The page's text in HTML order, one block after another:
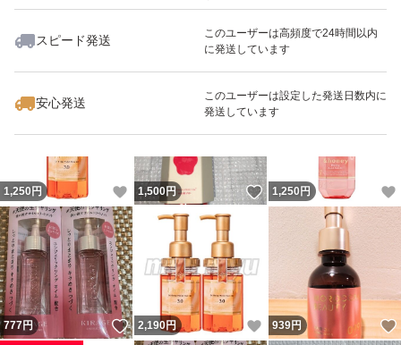
スピード発送
このユーザーは高頻度で24時間以内
に発送しています
安心発送
このユーザーは設定した発送日数内に
発送しています
いいね！
1,260
1,250 円 いいね！
1,500円 いいね！
1,250 円
777円 いいね！
2,190円 いいね！
939円